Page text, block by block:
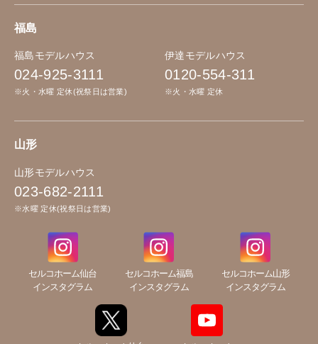
福島
福島モデルハウス
024-925-3111
※火・水曜 定休(祝祭日は営業)
伊達モデルハウス
0120-554-311
※火・水曜 定休
山形
山形モデルハウス
023-682-2111
※水曜 定休(祝祭日は営業)
セルコホーム仙台
インスタグラム
セルコホーム福島
インスタグラム
セルコホーム山形
インスタグラム